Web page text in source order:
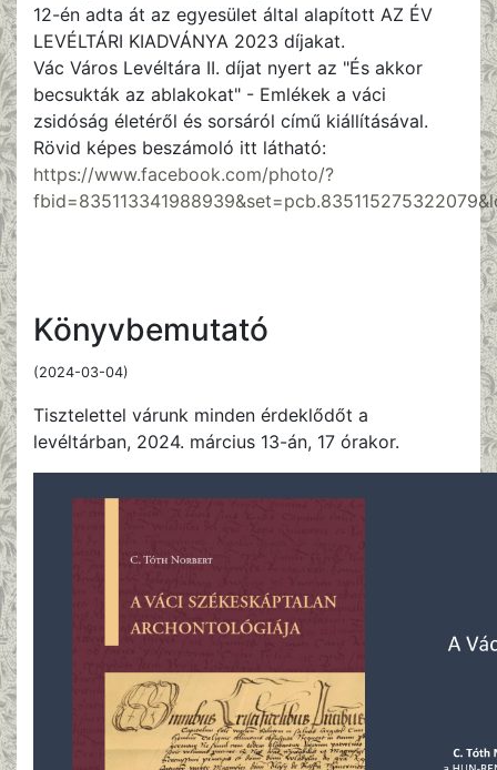
12-én adta át az egyesület által alapított AZ ÉV
LEVÉLTÁRI KIADVÁNYA 2023 díjakat.
Vác Város Levéltára II. díjat nyert az "És akkor
becsukták az ablakokat" - Emlékek a váci
zsidóság életéről és sorsáról című kiállításával.
Rövid képes beszámoló itt látható:
https://www.facebook.com/photo/?
Könyvbemutató
(2024-03-04)
Tisztelettel várunk minden érdeklődőt a
levéltárban, 2024. március 13-án, 17 órakor.